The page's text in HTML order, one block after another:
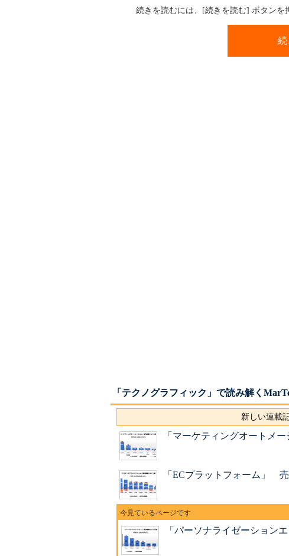
続きを読むには、[続きを読む] ボタンを
続
「テクノグラフィック」で読み解く
新しい連載
「マーケティングオートメ
「ECプラットフォーム」 売
「パーソナライゼーション